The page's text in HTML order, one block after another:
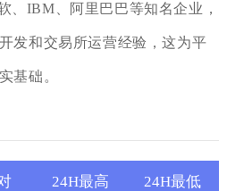
、IBM、阿里巴巴等知名企业，
发和交易所运营经验，这为平
基础。
24H最高 24H最低